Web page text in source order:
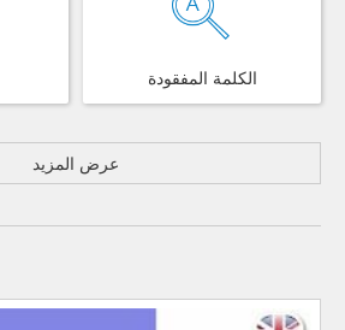
الكلمة المفقودة
عرض المزيد